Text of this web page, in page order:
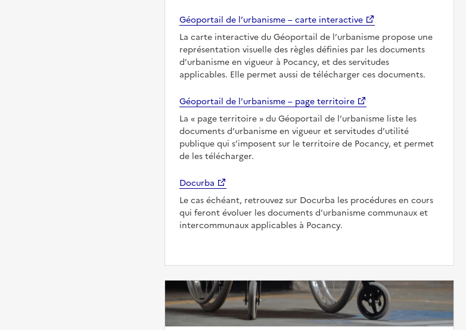
Géoportail de l’urbanisme – carte interactive
La carte interactive du Géoportail de l’urbanisme propose une
représentation visuelle des règles définies par les documents
d’urbanisme en vigueur à Pocancy, et des servitudes
applicables. Elle permet aussi de télécharger ces documents.
Géoportail de l’urbanisme – page territoire
La
page territoire
du Géoportail de l’urbanisme liste les
documents d’urbanisme en vigueur et servitudes d’utilité
publique qui s’imposent sur le territoire de Pocancy, et permet
de les télécharger.
Docurba
Le cas échéant, retrouvez sur Docurba les procédures en cours
qui feront évoluer les documents d'urbanisme communaux et
intercommunaux applicables à Pocancy.